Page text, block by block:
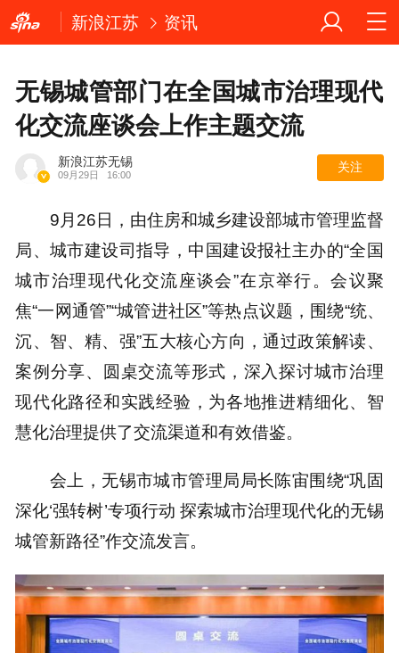
新浪江苏 资讯
无锡城管部门在全国城市治理现代
化交流座谈会上作主题交流
新浪江苏无锡
09月29日 16:00
关注
9月26日，由住房和城乡建设部城市管理监督
局、城市建设司指导，中国建设报社主办的“全国
城市治理现代化交流座谈会”在京举行。会议聚
焦“一网通管”“城管进社区”等热点议题，围绕“统、
沉、智、精、强”五大核心方向，通过政策解读、
案例分享、圆桌交流等形式，深入探讨城市治理
现代化路径和实践经验，为各地推进精细化、智
慧化治理提供了交流渠道和有效借鉴。
会上，无锡市城市管理局局长陈宙围绕“巩固
深化‘强转树’专项行动 探索城市治理现代化的无锡
城管新路径”作交流发言。